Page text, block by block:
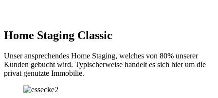
Home Staging Classic
Unser ansprechendes Home Staging, welches von 80% unserer
Kunden gebucht wird. Typischerweise handelt es sich hier um die
privat genutzte Immobilie.